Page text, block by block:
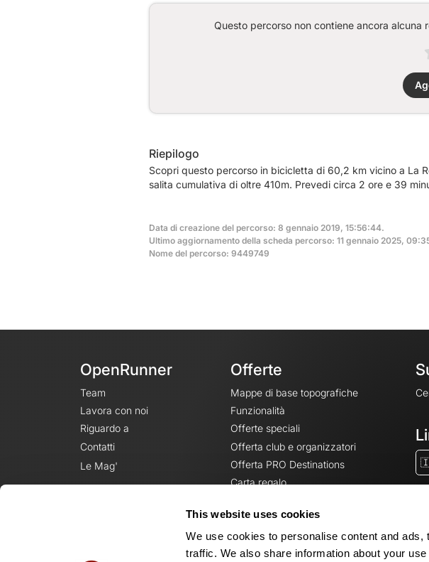
This website uses cookies
We use cookies to personalise content and
traffic. We also share information about your
Questo percorso non contiene ancora alcuna
Riepilogo
Scopri questo percorso in bicicletta di 60,2 km vicino a La
salita cumulativa di oltre 410m. Prevedi circa 2 ore e 39
Data di creazione del percorso: 8 gennaio 2019, 15:56:44.
Ultimo aggiornamento della scheda percorso: 11 gennaio 2025,
Nome del percorso: 9449749
OpenRunner
Team
Lavora con noi
Riguardo a
Contatti
Le Mag'
Offerte
Mappe di base topografiche
Funzionalità
Offerte speciali
Offerta club e organizzatori
Offerta PRO Destinations
Carta regalo